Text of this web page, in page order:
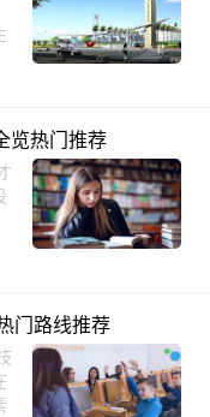
览热门推荐
门路线推荐